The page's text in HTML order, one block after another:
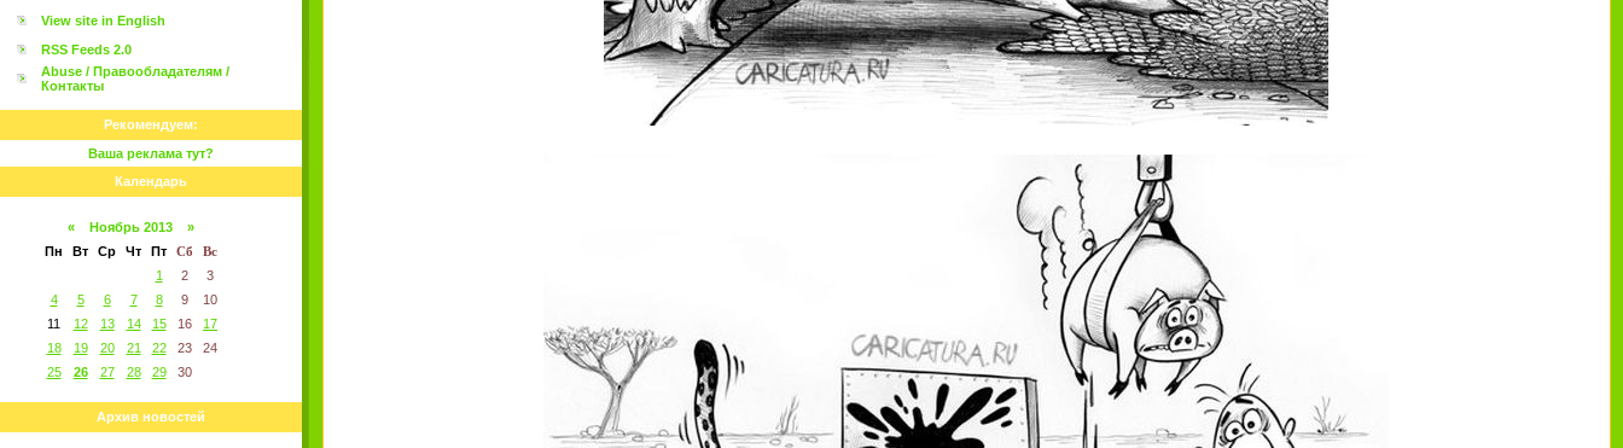
View site in English
RSS Feeds 2.0
Abuse / Правообладателям /
Контакты
Рекомендуем:
Ваша реклама тут?
Календарь
« Ноябрь 2013
»
Пн
Вт Ср Чт Пт Сб
Вс
1
2
3
4
5 6 7 8 9
10
11
12 13 14 15 16
17
18
19 20 21 22 23
24
25
26 27 28 29 30
Архив новостей